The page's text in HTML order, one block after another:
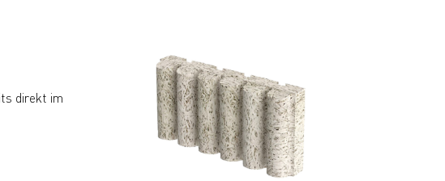
direkt im